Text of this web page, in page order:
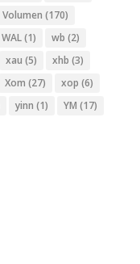
Volumen (170)
WAL(1) wb (2)
xau (5) xhb (3)
Xom (27) xop (6)
yinn (1) YM (17)